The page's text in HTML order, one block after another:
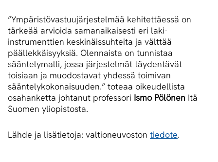
”Ympäristövastuujärjestelmää kehitettäessä on
tärkeää arvioida samanaikaisesti eri laki-
instrumenttien keskinäissuhteita ja välttää
päällekkäisyyksiä. Olennaista on tunnistaa
sääntelymalli, jossa järjestelmät täydentävät
toisiaan ja muodostavat yhdessä toimivan
sääntelykokonaisuuden.” toteaa oikeudellista
osahanketta johtanut professori Ismo Pölönen Itä-
Suomen yliopistosta.
Lähde ja lisätietoja: valtioneuvoston tiedote.